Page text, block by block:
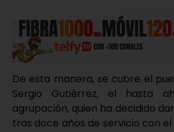
De esta manera, se cubre el
Sergio Gutiérrez, el hasta
agrupación, quien ha decidido
tras doce años de servicio con